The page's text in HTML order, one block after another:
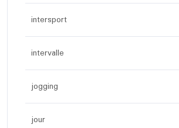
intersport
intervalle
jogging
jour